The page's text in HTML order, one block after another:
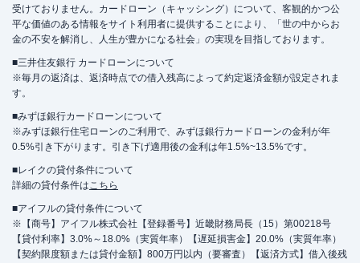
受けておりません。カードローン（キャッシング）について、客観的かつ公
平な価値のある情報をサイト利用者に提供することにより、「世の中からお
金の不安を解消し、人生が豊かになる社会」の実現を目指しております。
■三井住友銀行 カードローンについて
※毎月の返済は、返済時点での借入残高によって約定返済金額が設定されま
す。
■みずほ銀行カードローンについて
※みずほ銀行住宅ローンのご利用で、みずほ銀行カードローンの金利が年
0.5%引き下がります。引き下げ適用後の金利は年1.5%~13.5%です。
■レイクの貸付条件について
詳細の貸付条件はこちら
■アイフルの貸付条件について
※【商号】アイフル株式会社【登録番号】近畿財務局長（15）第00218号
【貸付利率】3.0%～18.0%（実質年率）【遅延損害金】20.0%（実質年率）
【契約限度額または貸付金額】800万円以内（要審査）【返済方式】借入後残